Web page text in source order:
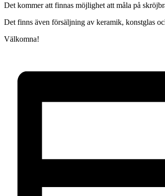
Det kommer att finnas möjlighet att måla på
Det finns även försäljning av keramik, konstglas
Välkomna!